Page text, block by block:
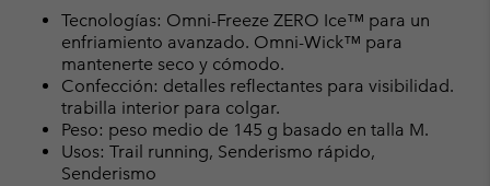
Tecnologías: Omni-Freeze ZERO Ice™ para un
enfriamiento avanzado. Omni-Wick™ para
mantenerte seco y cómodo.
Confección: detalles reflectantes para visibilidad.
trabilla interior para colgar.
Peso: peso medio de 145 g basado en talla M.
Usos: Trail running, Senderismo rápido,
Senderismo